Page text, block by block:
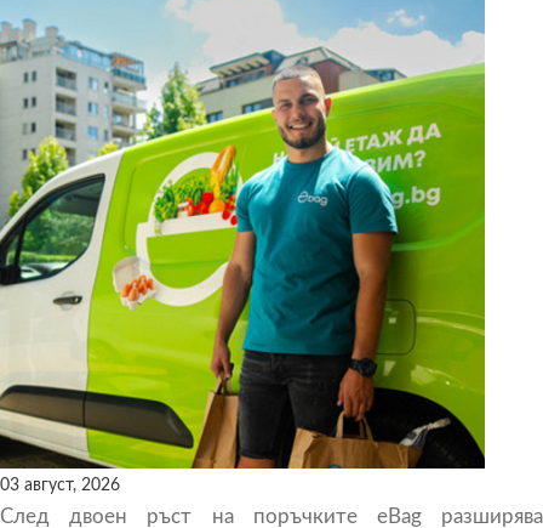
03 август, 2026
След двоен ръст на поръчките eBag разширява